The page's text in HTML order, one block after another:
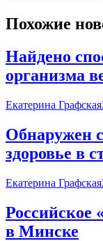
Похожие
Найдено
организма
Екатерина Графская
Обнаружен
здоровье в
Екатерина Графская
Российское
в Минске